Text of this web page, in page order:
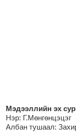
Мэдээллийн эх
Нэр: Г.Мөнгөнцэцэг
Албан тушаал: